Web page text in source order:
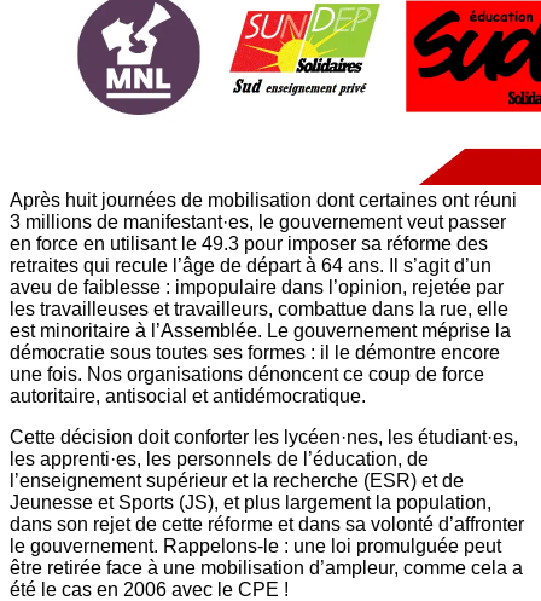
Après huit journées de mobilisation dont certaines ont réuni
3 millions de manifestant·es, le gouvernement veut passer
en force en utilisant le 49.3 pour imposer sa réforme des
retraites qui recule l’âge de départ à 64 ans. Il s’agit d’un
aveu de faiblesse : impopulaire dans l’opinion, rejetée par
les travailleuses et travailleurs, combattue dans la rue, elle
est minoritaire à l’Assemblée. Le gouvernement méprise la
démocratie sous toutes ses formes : il le démontre encore
une fois. Nos organisations dénoncent ce coup de force
autoritaire, antisocial et antidémocratique.
Cette décision doit conforter les lycéen·nes, les étudiant·es,
les apprenti·es, les personnels de l’éducation, de
l’enseignement supérieur et la recherche (ESR) et de
Jeunesse et Sports (JS), et plus largement la population,
dans son rejet de cette réforme et dans sa volonté d’affronter
le gouvernement. Rappelons-le : une loi promulguée peut
être retirée face à une mobilisation d’ampleur, comme cela a
été le cas en 2006 avec le CPE !